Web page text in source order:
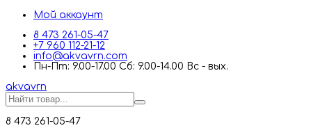
Мой аккаунт
8 473 261-05-47
+7 960 112-21-12
info@akvavrn.com
Пн-Пт: 9.00-17.00 Сб: 9.00-14.00 Вс - вых.
akvavrn
8 473 261-05-47